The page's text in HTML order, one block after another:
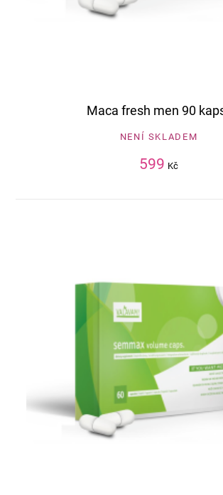
Maca fresh men 90
NENÍ SKLADEM
599 Kč